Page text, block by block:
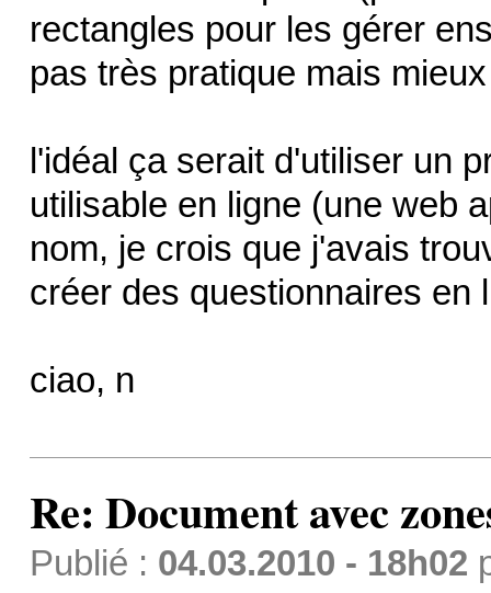
rectangles pour les gérer
pas très pratique mais
l'idéal ça serait d'utiliser un
utilisable en ligne (une web
nom, je crois que j'avais
créer des questionnaires en
ciao, n
Re: Document avec
Publié : 04.03.2010 - 18h02